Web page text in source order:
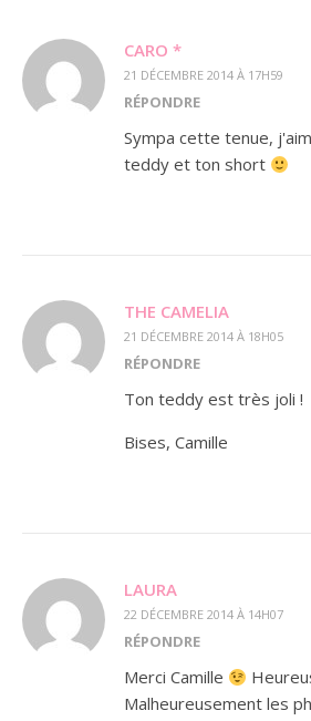
CARO *
21 DÉCEMBRE 2014 À 17H59
RÉPONDRE
Sympa cette tenue,
teddy et ton short
THE CAMELIA
21 DÉCEMBRE 2014 À 18H05
RÉPONDRE
Ton teddy est très joli !
Bises, Camille
LAURA
22 DÉCEMBRE 2014 À 14H07
RÉPONDRE
Merci Camille
Malheureusement les